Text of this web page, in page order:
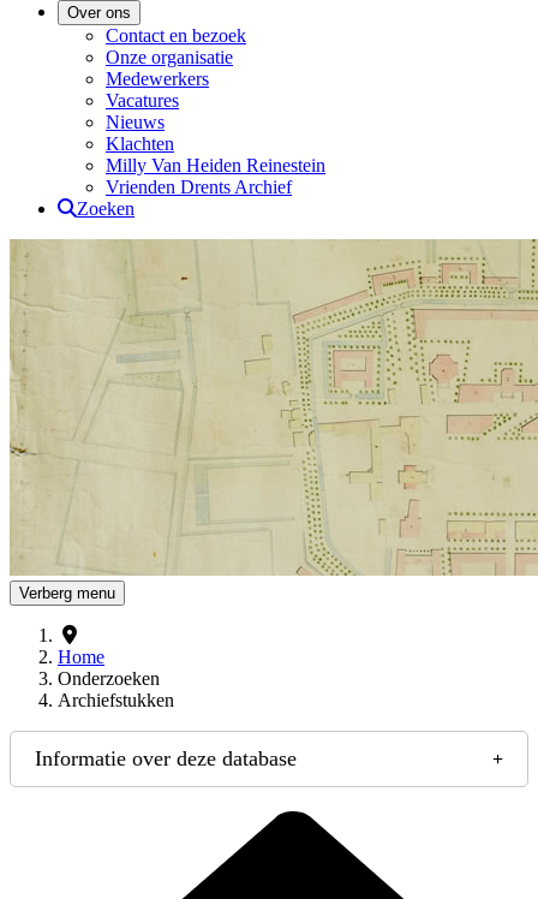
Over ons
Contact en bezoek
Onze organisatie
Medewerkers
Vacatures
Nieuws
Klachten
Milly Van Heiden Reinestein
Vrienden Drents Archief
Zoeken
Drents Archief
Verberg menu
Home
Onderzoeken
Archiefstukken
Informatie over deze database